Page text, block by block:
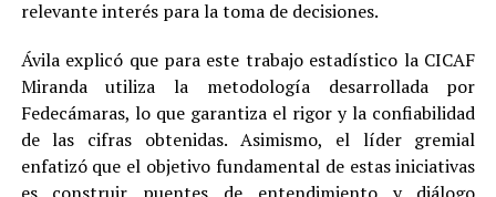
relevante interés para la toma de decisiones.
Ávila explicó que para este trabajo estadístico la CICAF
Miranda utiliza la metodología desarrollada por
Fedecámaras, lo que garantiza el rigor y la confiabilidad
de las cifras obtenidas. Asimismo, el líder gremial
enfatizó que el objetivo fundamental de estas iniciativas